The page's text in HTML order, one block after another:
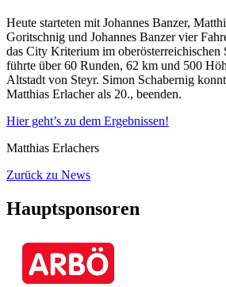
Heute starteten mit Johannes Banzer,
Goritschnig und Johannes Banzer vier
das City Kriterium im oberösterreichischen
führte über 60 Runden, 62 km und 500
Altstadt von Steyr. Simon Schabernig
Matthias Erlacher als 20., beenden.
Hier geht’s zu dem Ergebnissen!
Matthias Erlachers
Zurück zu News
Hauptsponsoren